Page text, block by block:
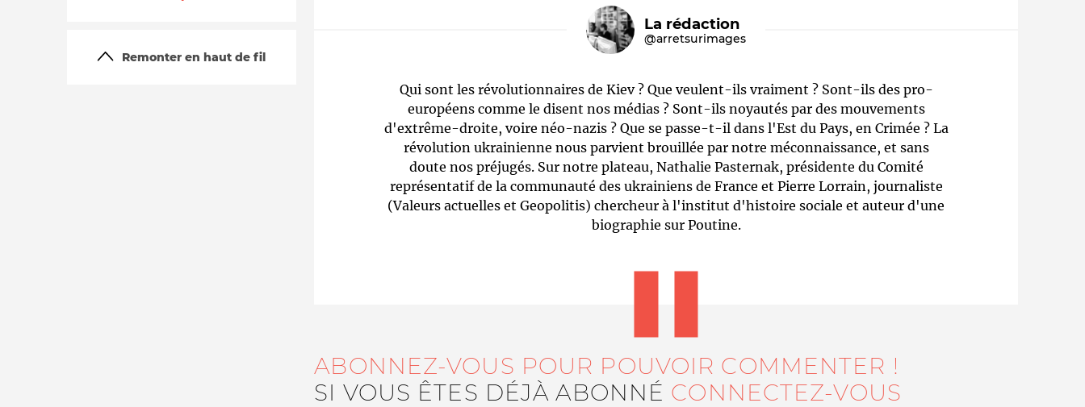
Le médiateur L'équipe Qui sommes-nous ?
Remonter en haut de fil
La rédaction
@arretsurimages
Qui sont les révolutionnaires de Kiev ? Que veulent-ils vraiment ? Sont-ils des pro-
européens comme le disent nos médias ? Sont-ils noyautés par des mouvements
d'extrême-droite, voire néo-nazis ? Que se passe-t-il dans l'Est du Pays, en Crimée ? La
révolution ukrainienne nous parvient brouillée par notre méconnaissance, et sans
doute nos préjugés. Sur notre plateau, Nathalie Pasternak, présidente du Comité
représentatif de la communauté des ukrainiens de France et Pierre Lorrain, journaliste
(Valeurs actuelles et Geopolitis) chercheur à l'institut d'histoire sociale et auteur d'une
biographie sur Poutine.
ABONNEZ-VOUS POUR POUVOIR COMMENTER !
SI VOUS ÊTES DÉJÀ ABONNÉ CONNECTEZ-VOUS